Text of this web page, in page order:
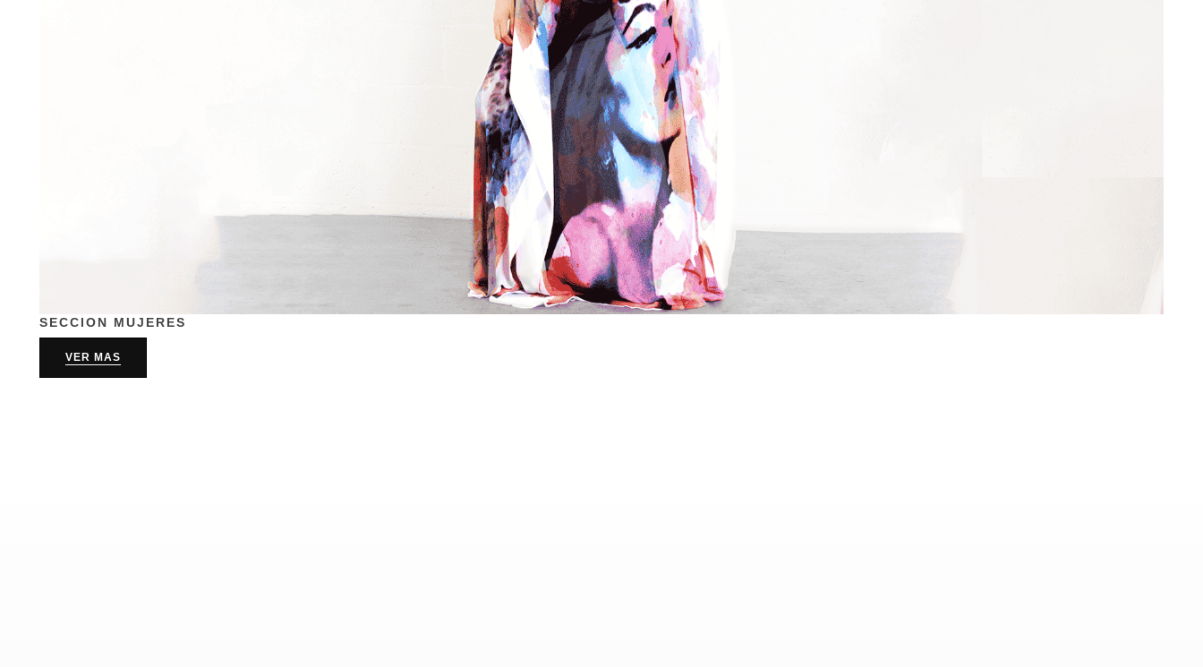
SECCION MUJERES
VER MAS